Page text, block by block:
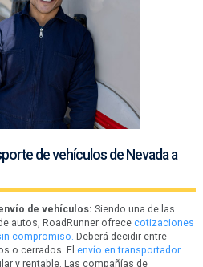
de vehículos de Nevada a
de vehículos: Siendo una de las
autos, RoadRunner ofrece cotizaciones
compromiso. Deberá decidir entre
o cerrados. El envío en transportador
y rentable. Las compañías de